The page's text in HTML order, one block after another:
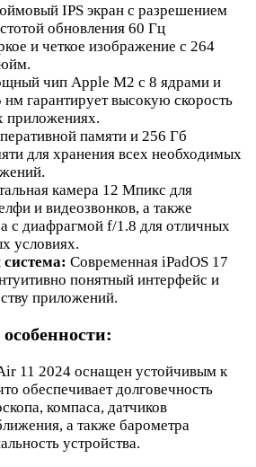
IPS экран с разрешением
обновления 60 Гц
и четкое изображение с 264
чип Apple M2 с 8 ядрами и
гарантирует высокую скорость
приложениях.
памяти и 256 Гб
для хранения всех необходимых
камера 12 Мпикс для
и видеозвонков, а также
с диафрагмой f/1.8 для отличных
условиях.
Современная iPadOS 17
понятный интерфейс и
приложений.
11 2024 оснащен устойчивым к
обеспечивает долговечность
компаса, датчиков
а также барометра
устройства.